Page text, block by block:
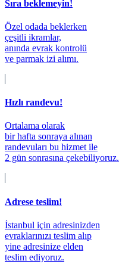
Sıra beklemeyin!
Özel odada beklerken
çeşitli ikramlar,
anında evrak kontrolü
ve parmak izi alımı.
Hızlı randevu!
Ortalama olarak
bir hafta sonraya alınan
randevuları bu hizmet ile
2 gün sonrasına çekebiliyoruz.
Adrese teslim!
İstanbul için adresinizden
evraklarınızı teslim alıp
yine adresinize elden
teslim ediyoruz.